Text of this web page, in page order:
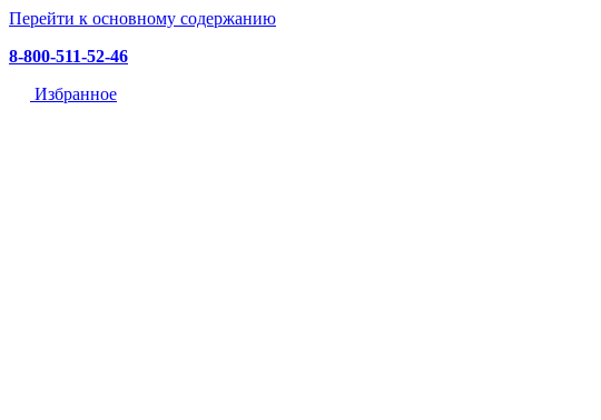
Перейти к основному содержанию
8-800-511-52-46
Избранное